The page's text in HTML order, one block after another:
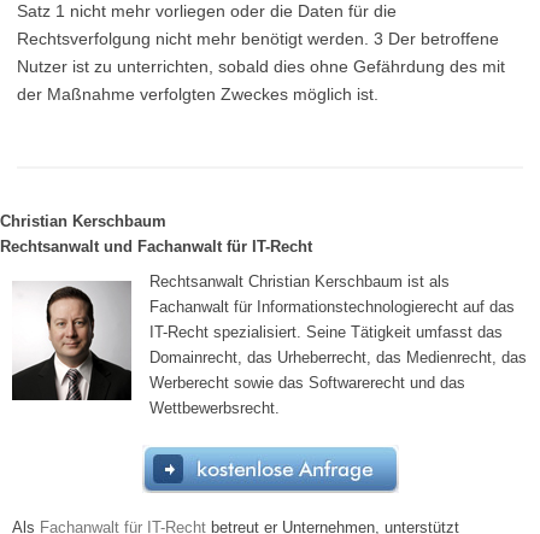
Satz 1 nicht mehr vorliegen oder die Daten für die
Rechtsverfolgung nicht mehr benötigt werden. 3 Der betroffene
Nutzer ist zu unterrichten, sobald dies ohne Gefährdung des mit
der Maßnahme verfolgten Zweckes möglich ist.
Christian Kerschbaum
Rechtsanwalt und Fachanwalt für IT-Recht
Rechtsanwalt Christian Kerschbaum ist als
Fachanwalt für Informationstechnologierecht auf das
IT-Recht spezialisiert. Seine Tätigkeit umfasst das
Domainrecht, das Urheberrecht, das Medienrecht, das
Werberecht sowie das Softwarerecht und das
Wettbewerbsrecht.
Als Fachanwalt für IT-Recht betreut er Unternehmen, unterstützt